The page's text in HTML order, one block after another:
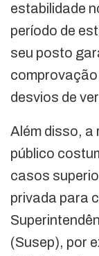
estabilidade
período de
seu posto
desvios de
Além disso, a
público
casos
privada para
(Susep), por